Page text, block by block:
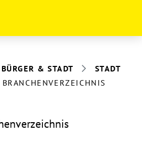
BÜRGER & STADT
STADT